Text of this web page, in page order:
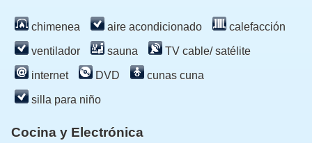
chimenea aire acondicionado calefacción
ventilador sauna TV cable/ satélite
internet DVD cunas cuna
silla para niño
Cocina y Electrónica